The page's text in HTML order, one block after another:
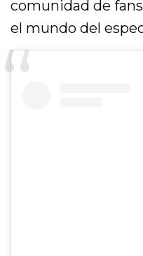
comunidad de fans
el mundo del